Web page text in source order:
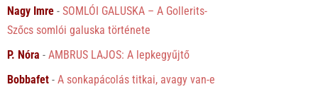
Nagy Imre -SOMLÓI GALUSKA – A Gollerits-
Szőcs somlói galuska története
P. Nóra -AMBRUS LAJOS: A lepkegyűjtő
Bobbafet -A sonkapácolás titkai, avagy van-e